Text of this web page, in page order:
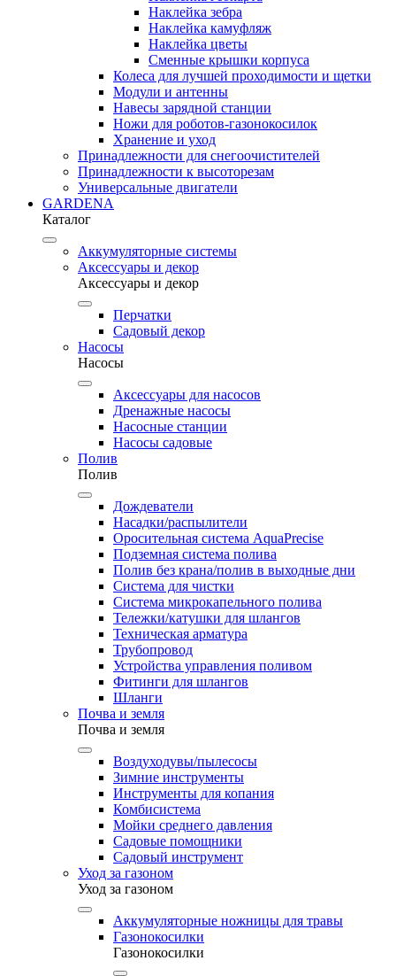
Наклейка зебра
Наклейка камуфляж
Наклейка цветы
Сменные крышки корпуса
Колеса для лучшей проходимости и щетки
Модули и антенны
Навесы зарядной станции
Ножи для роботов-газонокосилок
Хранение и уход
Принадлежности для снегоочистителей
Принадлежности к высоторезам
Универсальные двигатели
GARDENA
Каталог
Аккумуляторные системы
Аксессуары и декор
Аксессуары и декор
Перчатки
Садовый декор
Насосы
Насосы
Аксессуары для насосов
Дренажные насосы
Насосные станции
Насосы садовые
Полив
Полив
Дождеватели
Насадки/распылители
Оросительная система AquaPrecise
Подземная система полива
Полив без крана/полив в выходные дни
Система для чистки
Система микрокапельного полива
Тележки/катушки для шлангов
Техническая арматура
Трубопровод
Устройства управления поливом
Фитинги для шлангов
Шланги
Почва и земля
Почва и земля
Воздуходувы/пылесосы
Зимние инструменты
Инструменты для копания
Комбисистема
Мойки среднего давления
Садовые помощники
Садовый инструмент
Уход за газоном
Уход за газоном
Аккумуляторные ножницы для травы
Газонокосилки
Газонокосилки